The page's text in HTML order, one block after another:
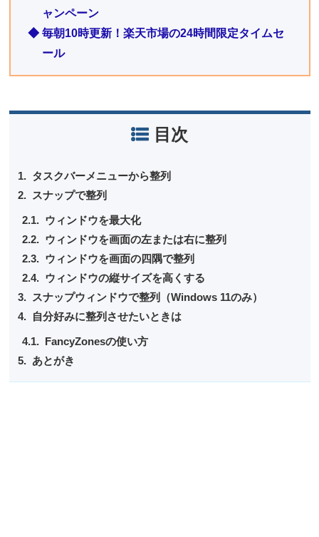
ャンペーン
◆ 毎朝10時更新！楽天市場の24時間限定タイムセ
ール
目次
タスクバーメニューから整列
スナップで整列
ウィンドウを最大化
ウィンドウを画面の左または右に整列
ウィンドウを画面の四隅で整列
ウィンドウの縦サイズを高くする
スナップウィンドウで整列（Windows 11のみ）
自分好みに整列させたいときは
FancyZonesの使い方
あとがき